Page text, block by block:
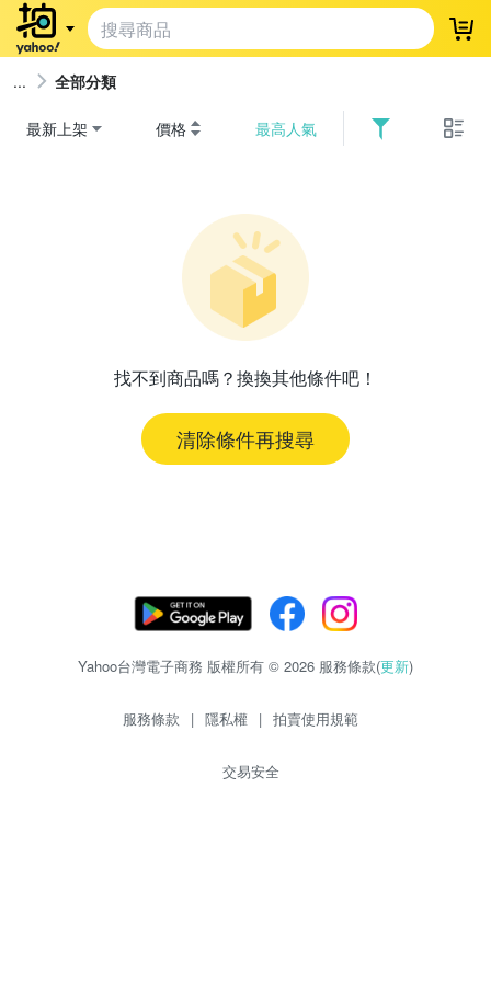
登
全部分類
最新上架 價格 最高人氣
找不到商品嗎？換換其他條件吧！
清除條件再搜尋
Yahoo台灣電子商務 版權所有 © 2026 服務條款(更新)
服務條款 | 隱私權 | 拍賣使用規範
交易安全